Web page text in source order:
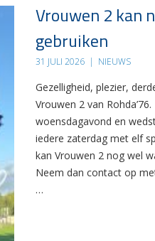
Vrouwen 2 kan
gebruiken
31 JULI 2026 | NIEUWS
Gezelligheid, plezier,
Vrouwen 2 van
woensdagavond en
iedere zaterdag met elf
kan Vrouwen 2 nog wel
Neem dan contact op
…